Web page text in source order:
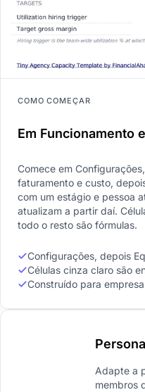
COMO COMEÇAR
Em Funcionamento
Comece em
faturamento e custo,
com um estágio e pessoa
atualizam a partir daí.
todo o resto são fórmulas.
Configurações, depois
Células cinza claro são
Construído para
Adapte a
membros